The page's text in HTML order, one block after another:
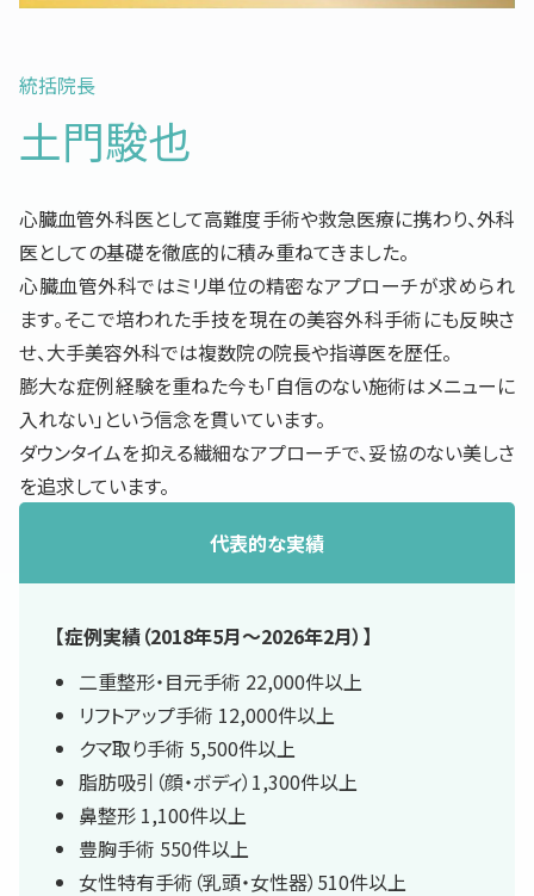
統括院長
土門駿也
心臓血管外科医として高難度手術や救急医療に携わり、外科
医としての基礎を徹底的に積み重ねてきました。
心臓血管外科ではミリ単位の精密なアプローチが求められ
ます。そこで培われた手技を現在の美容外科手術にも反映さ
せ、大手美容外科では複数院の院長や指導医を歴任。
膨大な症例経験を重ねた今も「自信のない施術はメニューに
入れない」という信念を貫いています。
ダウンタイムを抑える繊細なアプローチで、妥協のない美しさ
を追求しています。
代表的な実績
【症例実績（2018年5月〜2026年2月）】
二重整形・目元手術 22,000件以上
リフトアップ手術 12,000件以上
クマ取り手術 5,500件以上
脂肪吸引（顔・ボディ）1,300件以上
鼻整形 1,100件以上
豊胸手術 550件以上
女性特有手術（乳頭・女性器）510件以上